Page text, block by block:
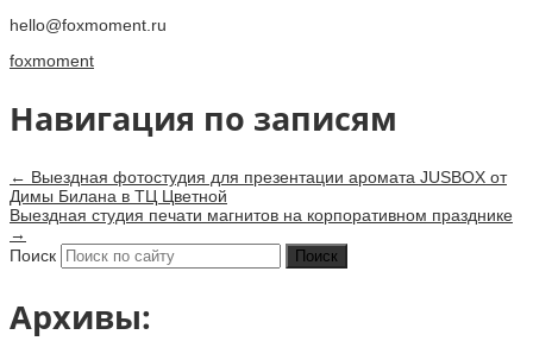
hello@foxmoment.ru
foxmoment
Навигация по записям
← Выездная фотостудия для презентации аромата JUSBOX от
Димы Билана в ТЦ Цветной
Выездная студия печати магнитов на корпоративном празднике
→
Поиск
Архивы: